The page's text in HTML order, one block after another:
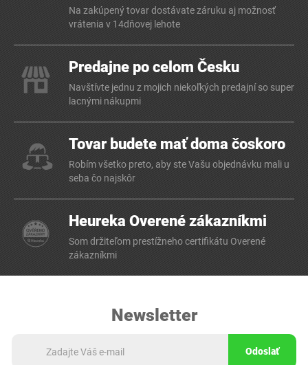
Na zakúpený tovar dostávate záruku aj možnosť
vrátenia v 14dňovej lehote
Predajne po celom Česku
Navštívte jednu z mojich niekoľkých predajní so super
lacnými nákupmi
Tovar budete mať doma čoskoro
Robím všetko preto, aby ste Vašu objednávku mali u
seba čo najskôr
Heureka Overené zákazníkmi
Som držiteľom prestížneho certifikátu Overené
zákazníkmi
Newsletter
Odoslať